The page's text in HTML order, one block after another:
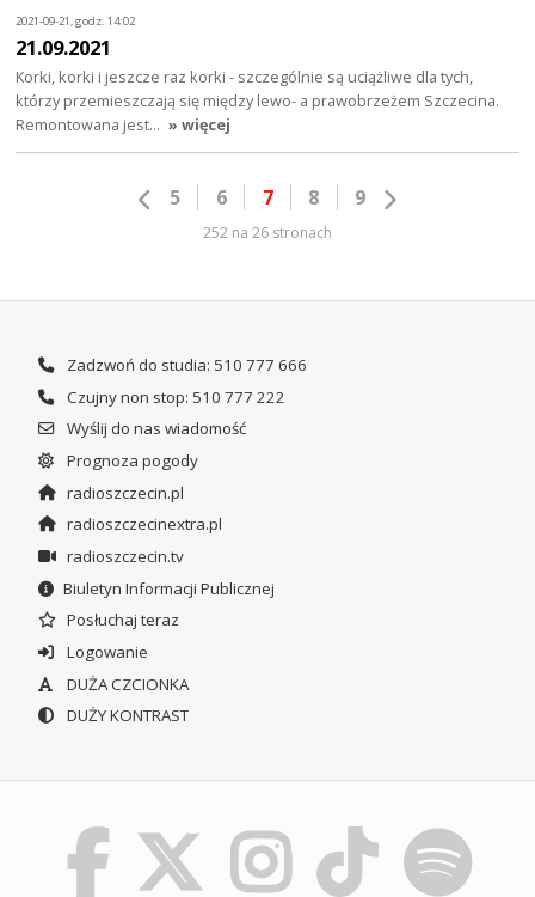
2021-09-21, godz. 14:02
21.09.2021
Korki, korki i jeszcze raz korki - szczególnie są uciążliwe dla tych,
którzy przemieszczają się między lewo- a prawobrzeżem Szczecina.
Remontowana jest… » więcej
5 6 7 8 9
252 na 26 stronach
Zadzwoń do studia: 510 777 666
Czujny non stop: 510 777 222
Wyślij do nas wiadomość
Prognoza pogody
radioszczecin.pl
radioszczecinextra.pl
radioszczecin.tv
Biuletyn Informacji Publicznej
Posłuchaj teraz
Logowanie
DUŻA CZCIONKA
DUŻY KONTRAST